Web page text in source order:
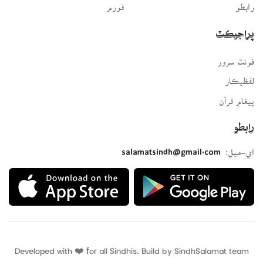
رابطو فورم
پراجيڪٽ
لفظيڪار
پيغامِ قرآن
رابطو
اي-ميل:
salamatsindh@gmail.com
Developed with ❤️ for all Sindhis. Build by